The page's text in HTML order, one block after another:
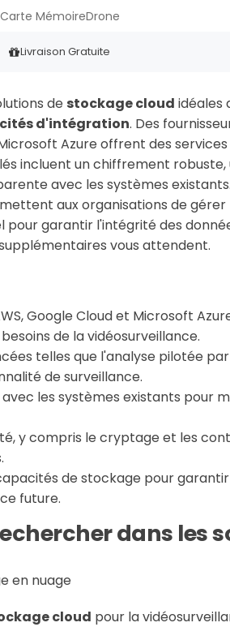
Carte MémoireDrone
Livraison Gratuite
de stockage cloud idéales
d'intégration. Des
Azure offrent des
incluent un chiffrement
avec les systèmes
aux organisations de gérer
pour garantir l'intégrité des
vous attendent.
Google Cloud et Microsoft
de la vidéosurveillance.
telles que l'analyse pilotée
de surveillance.
les systèmes existants pour
y compris le cryptage et les
de stockage pour
future.
dans les
cloud pour la